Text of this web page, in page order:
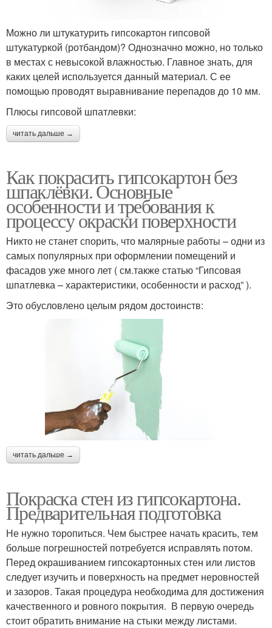
Можно ли штукатурить гипсокартон гипсовой
штукатуркой (ротбандом)? Однозначно можно, но только
в местах с невысокой влажностью. Главное знать, для
каких целей используется данный материал. С ее
помощью проводят выравнивание перепадов до 10 мм.
Плюсы гипсовой шпатлевки:
читать дальше →
Как покрасить гипсокартон без
шпаклёвки. Основные
особенности и требования к
процессу окраски поверхности
Никто не станет спорить, что малярные работы – одни из
самых популярных при оформлении помещений и
фасадов уже много лет ( см.также статью “Гипсовая
шпатлевка – характеристики, особенности и расход” ).
Это обусловлено целым рядом достоинств:
читать дальше →
Покраска стен из гипсокартона.
Предварительная подготовка
Не нужно торопиться. Чем быстрее начать красить, тем
больше погрешностей потребуется исправлять потом.
Перед окрашиванием гипсокартонных стен или листов
следует изучить и поверхность на предмет неровностей
и зазоров. Такая процедура необходима для достижения
качественного и ровного покрытия. В первую очередь
стоит обратить внимание на стыки между листами.